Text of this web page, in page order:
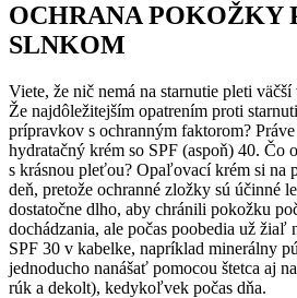
OCHRANA POKOŽKY
SLNKOM
Viete, že nič nemá na starnutie pleti
Že najdôležitejším opatrením proti
prípravkov s ochranným faktorom?
hydratačný krém so SPF (aspoň) 40. Čo
s krásnou pleťou? Opaľovací krém si na
deň, pretože ochranné zložky sú účinné
dostatočne dlho, aby chránili pokožku
dochádzania, ale počas poobedia už žiaľ
SPF 30 v kabelke, napríklad minerálny
jednoducho nanášať pomocou štetca aj
rúk a dekolt), kedykoľvek počas dňa.